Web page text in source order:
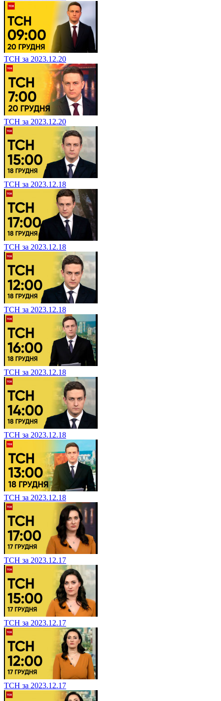
ТСН за 2023.12.20
ТСН за 2023.12.20
ТСН за 2023.12.18
ТСН за 2023.12.18
ТСН за 2023.12.18
ТСН за 2023.12.18
ТСН за 2023.12.18
ТСН за 2023.12.18
ТСН за 2023.12.17
ТСН за 2023.12.17
ТСН за 2023.12.17